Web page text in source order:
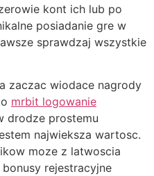
kont ich lub po
posiadanie gre w
sprawdzaj wszystkie
zaczac wiodace nagrody
mrbit logowanie
drodze prostemu
najwieksza wartosc.
moze z latwoscia
rejestracyjne